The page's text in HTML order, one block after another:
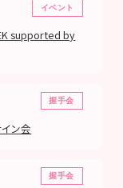
イベント
supported by
握手会
イン会
握手会